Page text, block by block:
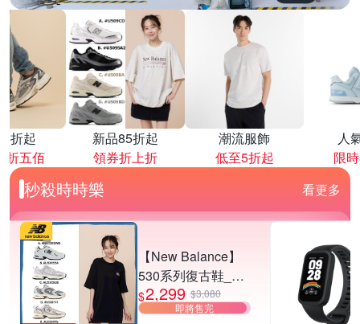
折起
折五佰
新品85折起
領券折上折
潮流服飾
低至5折起
人
限
秒殺時時樂 看更多
【New Balance】
530系列復古鞋_中
性_5款任選
(MR530EWB/U530
$2,299 $3,080
即將售完